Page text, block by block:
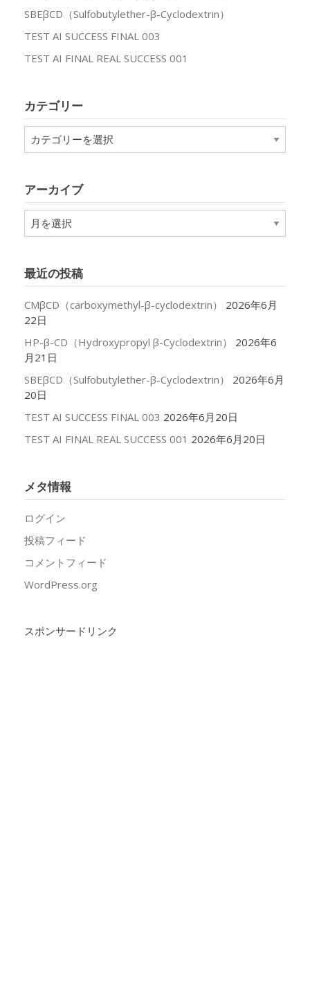
SBEβCD（Sulfobutylether-β-Cyclodextrin）
TEST AI SUCCESS FINAL 003
TEST AI FINAL REAL SUCCESS 001
カテゴリー
テ
ー
アーカイブ
ア
ー
ブ
最近の投稿
CMβCD（carboxymethyl-β-cyclodextrin）
2026年6月
22日
HP-β-CD（Hydroxypropyl β-Cyclodextrin）
2026年6
月21日
SBEβCD（Sulfobutylether-β-Cyclodextrin）
2026年6月
20日
TEST AI SUCCESS FINAL 003 2026年6月20日
TEST AI FINAL REAL SUCCESS 001 2026年6月20日
メタ情報
ログイン
投稿フィード
コメントフィード
WordPress.org
スポンサードリンク